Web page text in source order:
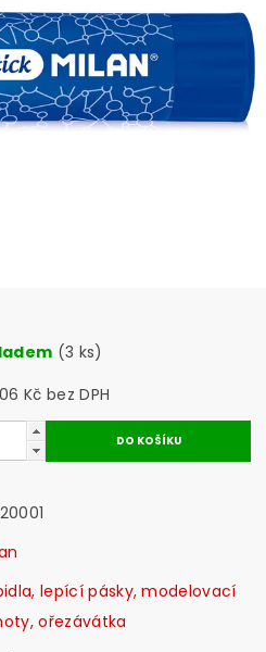
(3 ks)
33,06 Kč bez DPH
lepící pásky, modelovací
ořezávátka